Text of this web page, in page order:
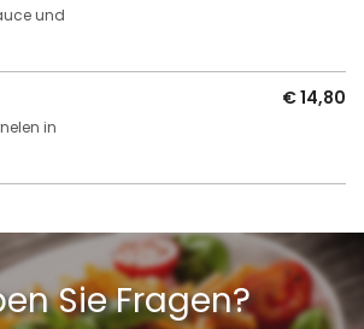
und
€ 14,80
in
Sie Fragen?